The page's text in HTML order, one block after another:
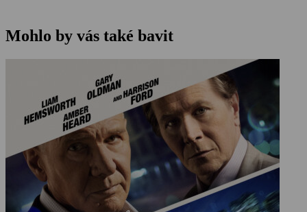
Mohlo by vás také bavit